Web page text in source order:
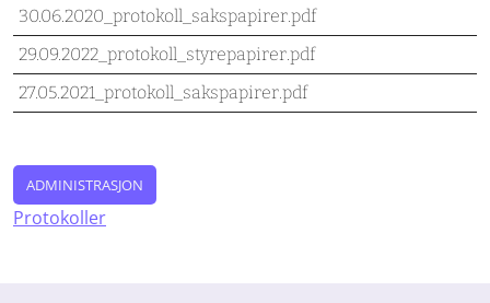
30.06.2020_protokoll_sakspapirer.pdf
29.09.2022_protokoll_styrepapirer.pdf
27.05.2021_protokoll_sakspapirer.pdf
ADMINISTRASJON
Protokoller